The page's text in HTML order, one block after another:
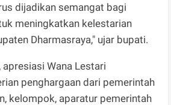
dijadikan semangat bagi
meningkatkan kelestarian
Dharmasraya," ujar bupati.
Wana Lestari
penghargaan dari pemerintah
kelompok, aparatur pemerintah